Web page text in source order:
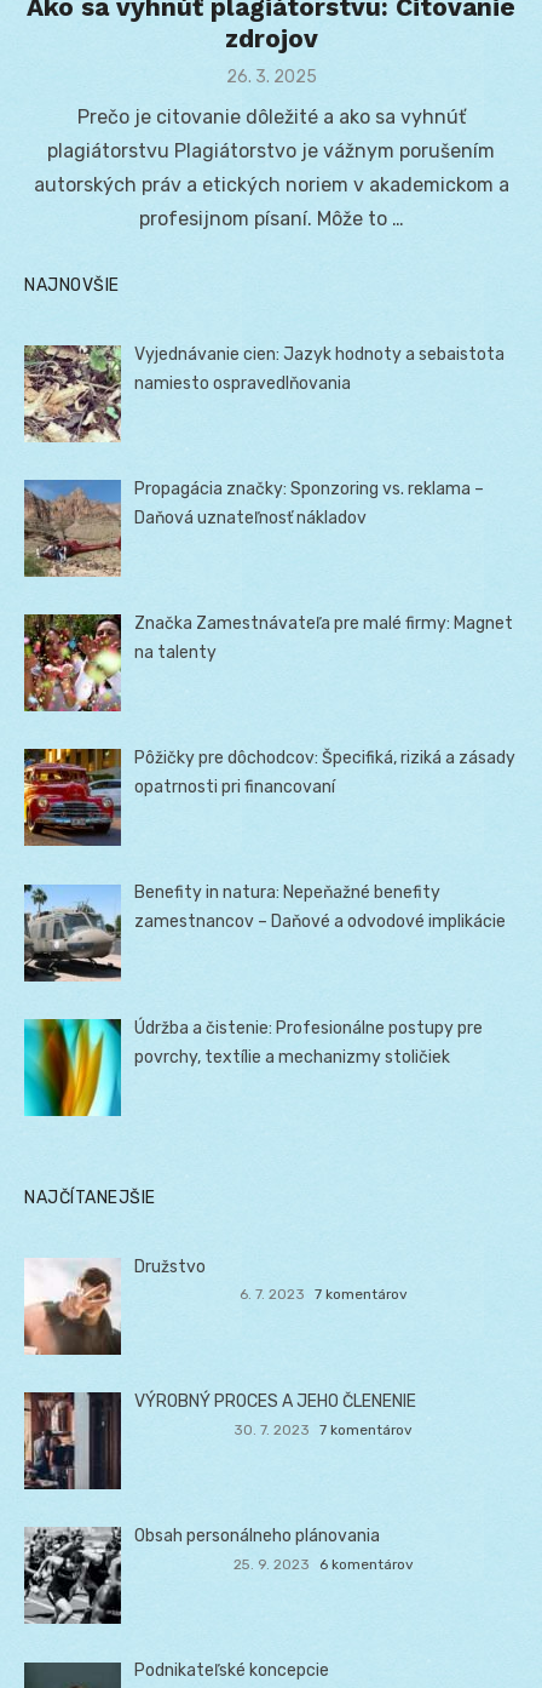
Ako sa vyhnúť plagiátorstvu: Citovanie
zdrojov
Posted
26. 3. 2025
Prečo je citovanie dôležité a ako sa vyhnúť
plagiátorstvu Plagiátorstvo je vážnym porušením
autorských práv a etických noriem v akademickom a
profesijnom písaní. Môže to …
NAJNOVŠIE
Vyjednávanie cien: Jazyk hodnoty a sebaistota
namiesto ospravedlňovania
Propagácia značky: Sponzoring vs. reklama –
Daňová uznateľnosť nákladov
Značka Zamestnávateľa pre malé firmy: Magnet
na talenty
Pôžičky pre dôchodcov: Špecifiká, riziká a zásady
opatrnosti pri financovaní
Benefity in natura: Nepeňažné benefity
zamestnancov – Daňové a odvodové implikácie
Údržba a čistenie: Profesionálne postupy pre
povrchy, textílie a mechanizmy stoličiek
NAJČÍTANEJŠIE
Družstvo
6. 7. 2023 7 komentárov
VÝROBNÝ PROCES A JEHO ČLENENIE
30. 7. 2023 7 komentárov
Obsah personálneho plánovania
25. 9. 2023 6 komentárov
Podnikateľské koncepcie